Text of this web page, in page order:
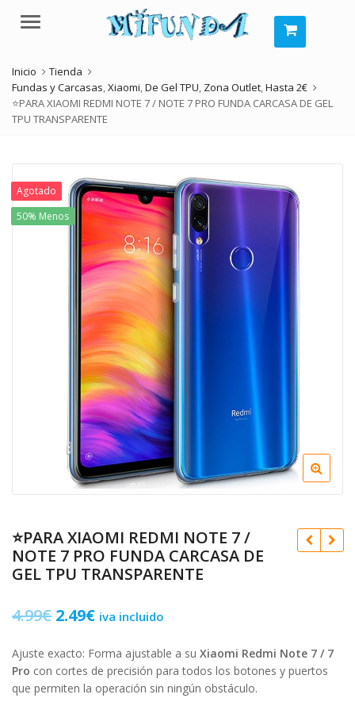
Menú
Inicio
Tienda
Fundas y Carcasas,Xiaomi,De Gel TPU, Zona Outlet,Hasta 2€
⭐PARA XIAOMI REDMI NOTE 7 / NOTE 7 PRO FUNDA CARCASA DE GEL
TPU TRANSPARENTE
Agotado
50% Menos
⭐PARA XIAOMI REDMI NOTE 7 /
NOTE 7 PRO FUNDA CARCASA DE
GEL TPU TRANSPARENTE
8.99€ 2.99 €
4.99€ 2.49€
4.99€ El
original
era:
2.49€El
actual
es:
iva incluido
Ajuste exacto: Forma ajustable a su Xiaomi Redmi Note 7 / 7
Pro con cortes de precisión para todos los botones y puertos
que permiten la operación sin ningún obstáculo.